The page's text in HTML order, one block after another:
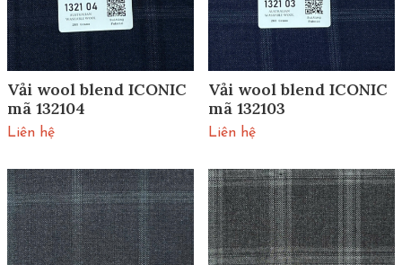
Vải wool blend ICONIC
mã 132104
Liên hệ
Vải wool blend ICONIC
mã 132103
Liên hệ